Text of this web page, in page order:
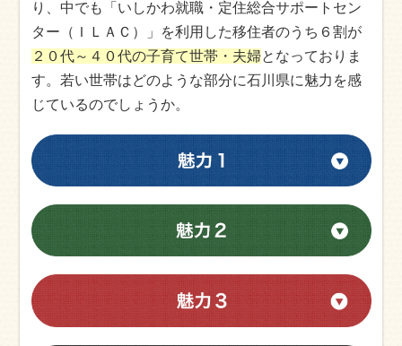
り、中でも「いしかわ就職・定住総合サポートセン
ター（ＩＬＡＣ）」を利用した移住者のうち６割が
２０代～４０代の子育て世帯・夫婦となっておりま
す。若い世帯はどのような部分に石川県に魅力を感
じているのでしょうか。